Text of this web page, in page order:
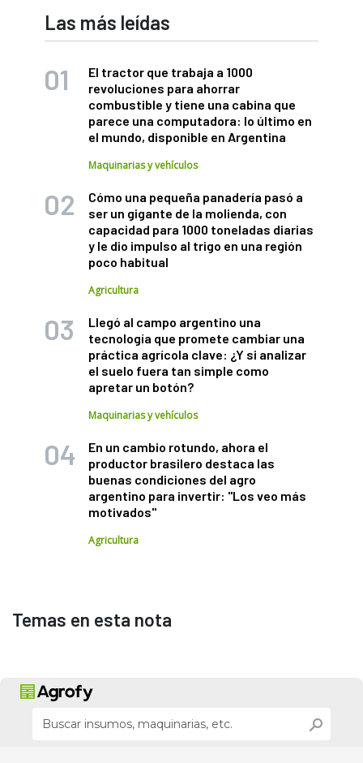
Las más leídas
El tractor que trabaja a 1000
revoluciones para ahorrar
combustible y tiene una cabina que
parece una computadora: lo último en
el mundo, disponible en Argentina
Maquinarias y vehículos
Cómo una pequeña panadería pasó a
ser un gigante de la molienda, con
capacidad para 1000 toneladas diarias
y le dio impulso al trigo en una región
poco habitual
Agricultura
Llegó al campo argentino una
tecnología que promete cambiar una
práctica agrícola clave: ¿Y si analizar
el suelo fuera tan simple como
apretar un botón?
Maquinarias y vehículos
En un cambio rotundo, ahora el
productor brasilero destaca las
buenas condiciones del agro
argentino para invertir: "Los veo más
motivados"
Agricultura
Temas en esta nota